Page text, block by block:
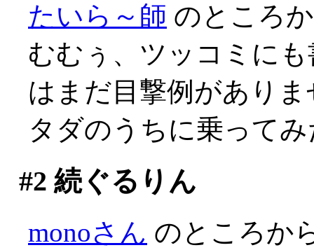
たいら～師 のところ
むむぅ、ツッコミに
はまだ目撃例があり
タダのうちに乗って
#2 続ぐるりん
monoさん のところか